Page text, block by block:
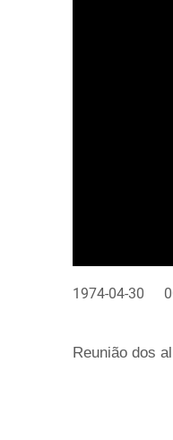
1974-04-30
Reunião dos